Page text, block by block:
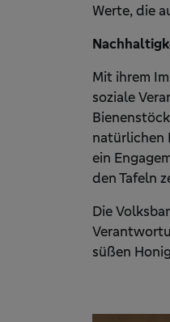
Werte, die
Mit ihrem
soziale
natürlichen
ein
den Tafeln
Die
süßen